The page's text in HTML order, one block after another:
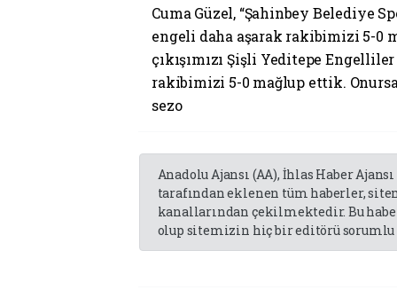
Cuma Güzel, “Şahinbey Belediye
engeli daha aşarak rakibimizi 5-0
çıkışımızı Şişli Yeditepe
rakibimizi 5-0 mağlup ettik.
sezo
Anadolu Ajansı (AA), İhlas Haber
tarafından eklenen tüm haberler,
kanallarından çekilmektedir. Bu
olup sitemizin hiç bir editörü sorumlu